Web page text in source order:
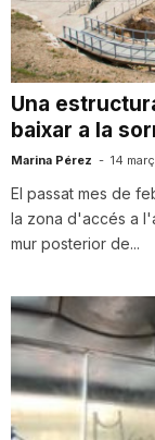
u
a
d
Una
baixar a la
Marina Pérez - 14
El passat mes de
la zona d'accés a
mur posterior de...